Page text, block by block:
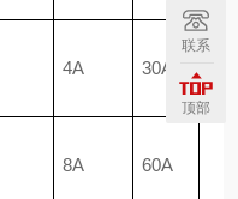
4A 30A
8A 60A
联系
顶部